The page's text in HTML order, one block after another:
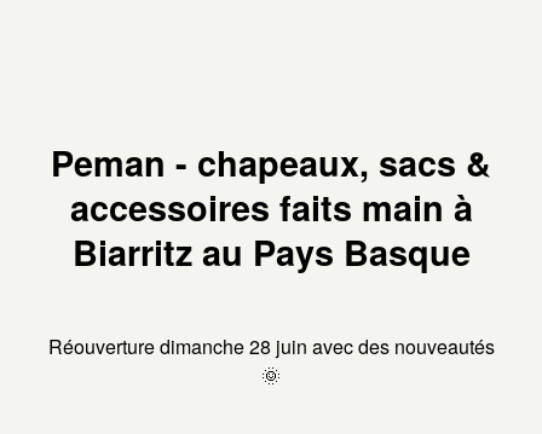
Peman - chapeaux, sacs &
accessoires faits main à
Biarritz au Pays Basque
Réouverture dimanche 28 juin avec des nouveautés
🌞